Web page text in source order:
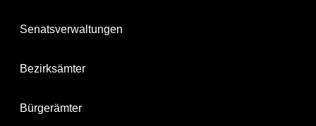
Senatsverwaltungen
Bezirksämter
Bürgerämter